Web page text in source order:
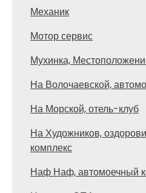
Механик
Мотор сервис
Мухинка,
На Волочаевской,
На Морской, отель-клуб
На Художников,
комплекс
Наф Наф, автомоечный